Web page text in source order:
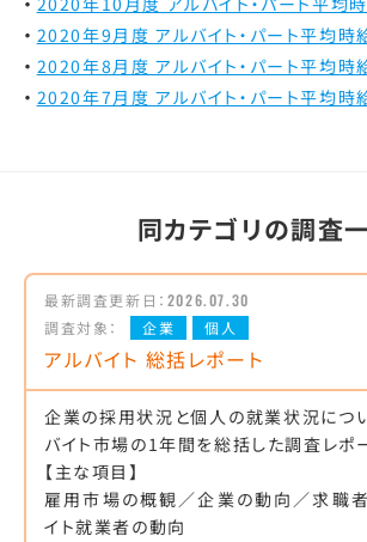
2020年9月度 アルバイト・パート平均時
2020年8月度 アルバイト・パート平均時
2020年7月度 アルバイト・パート平均時
同カテゴリの調査
最新調査更新日： 2026.07.30
調査対象：
企業 個人
アルバイト 総括レポート
企業の採用状況と個人の就業状況につい
バイト市場の1年間を総括した調査レポ
【主な項目】
雇用市場の概観／企業の動向／求職者
イト就業者の動向